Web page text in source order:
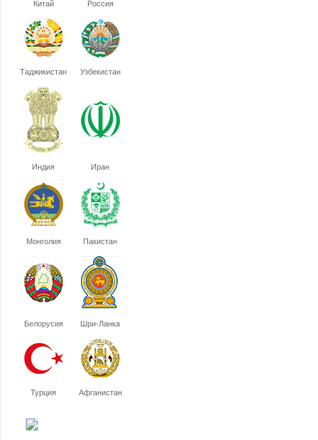
Китай Россия
Таджикистан Узбекистан
Индия Иран
Монголия Пакистан
Белорусия Шри-Ланка
Турция Афганистан